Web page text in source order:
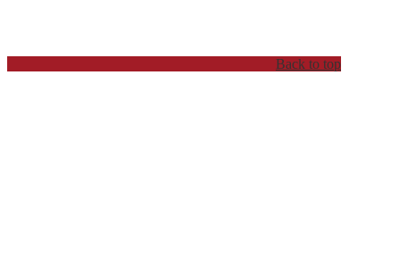
Back to top